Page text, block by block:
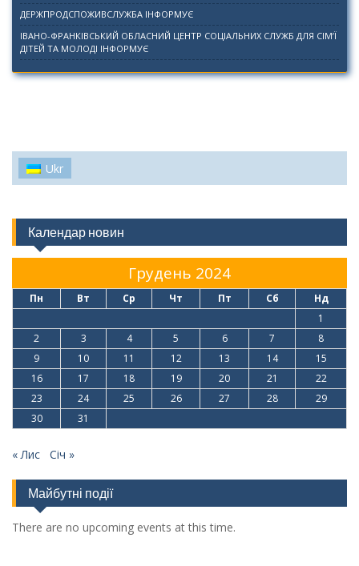
ДЕРЖПРОДСПОЖИВСЛУЖБА ІНФОРМУЄ
ІВАНО-ФРАНКІВСЬКИЙ ОБЛАСНИЙ ЦЕНТР СОЦІАЛЬНИХ СЛУЖБ ДЛЯ СІМ’Ї
ДІТЕЙ ТА МОЛОДІ ІНФОРМУЄ
Ukr
Календар новин
Грудень 2024
Пн Вт Ср Чт Пт Сб
Нд
1
2
3 4 5 6 7
8
9
10 11 12 13 14
15
16
17 18 19 20 21
22
23
24 25 26 27 28
29
30
31
« Лис Січ »
Майбутні події
There are no upcoming events at this time.